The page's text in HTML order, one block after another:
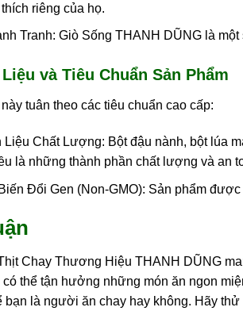
riêng của họ.
Tranh: Giò Sống THANH DŨNG là
và Tiêu Chuẩn Sản Phẩm
tuân theo các tiêu chuẩn cao cấp:
Liệu Chất Lượng: Bột đậu nành, bột lúa
là những thành phần chất lượng và an
Đổi Gen (Non-GMO): Sản phẩm
Chay Thương Hiệu THANH DŨNG
có thể tận hưởng những món ăn ngon
bạn là người ăn chay hay không. Hãy